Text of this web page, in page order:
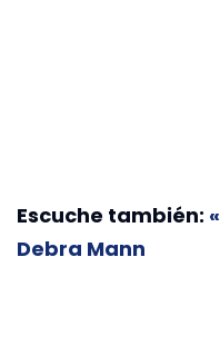
Escuche también: «
Debra Mann